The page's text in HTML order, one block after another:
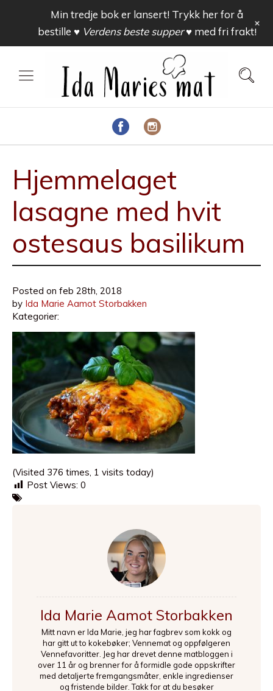
Hjemmelaget
lasagne med hvit
ostesaus basilikum
Posted on feb 28th, 2018
by Ida Marie Aamot Storbakken
Kategorier:
(Visited 376 times, 1 visits today)
Post Views: 0
Ida Marie Aamot Storbakken
Mitt navn er Ida Marie, jeg har fagbrev som kokk og
har gitt ut to kokebøker; Vennemat og oppfølgeren
Vennefavoritter. Jeg har drevet denne matbloggen i
over 11 år og brenner for å formidle gode oppskrifter
med detaljerte fremgangsmåter, enkle ingredienser
og fristende bilder. Takk for at du besøker
Min tredje bok er lansert! Trykk her for å
bestille ♥ Verdens beste supper ♥med fri frakt!
+